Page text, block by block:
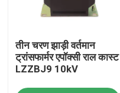
तीन चरण झाड़ी वर्तमान
ट्रांसफार्मर एपॉक्सी राल कास्ट
LZZBJ9 10kV